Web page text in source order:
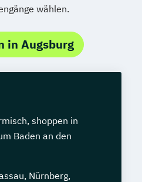
wählen.
in Augsburg
shoppen in
Baden an den
Nürnberg,